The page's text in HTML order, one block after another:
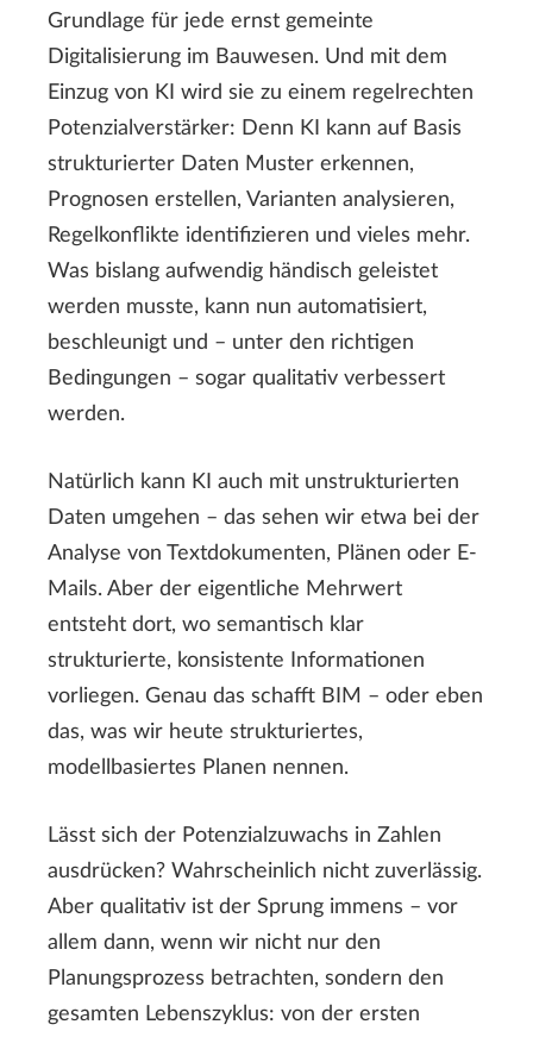
Grundlage für jede ernst gemeinte
Digitalisierung im Bauwesen. Und mit dem
Einzug von KI wird sie zu einem regelrechten
Potenzialverstärker: Denn KI kann auf Basis
strukturierter Daten Muster erkennen,
Prognosen erstellen, Varianten analysieren,
Regelkonflikte identifizieren und vieles mehr.
Was bislang aufwendig händisch geleistet
werden musste, kann nun automatisiert,
beschleunigt und – unter den richtigen
Bedingungen – sogar qualitativ verbessert
werden.
Natürlich kann KI auch mit unstrukturierten
Daten umgehen – das sehen wir etwa bei der
Analyse von Textdokumenten, Plänen oder E-
Mails. Aber der eigentliche Mehrwert
entsteht dort, wo semantisch klar
strukturierte, konsistente Informationen
vorliegen. Genau das schafft BIM – oder eben
das, was wir heute strukturiertes,
modellbasiertes Planen nennen.
Lässt sich der Potenzialzuwachs in Zahlen
ausdrücken? Wahrscheinlich nicht zuverlässig.
Aber qualitativ ist der Sprung immens – vor
allem dann, wenn wir nicht nur den
Planungsprozess betrachten, sondern den
gesamten Lebenszyklus: von der ersten